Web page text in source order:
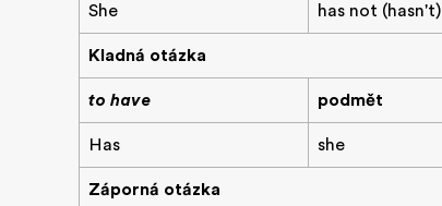
She has not (hasn't)
Kladná otázka
to have podmět
Has she
Záporná otázka